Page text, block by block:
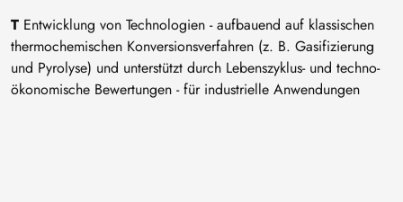
T Entwicklung von Technologien - aufbauend auf klassischen
thermochemischen Konversionsverfahren (z. B. Gasifizierung
und Pyrolyse) und unterstützt durch Lebenszyklus- und techno-
ökonomische Bewertungen - für industrielle Anwendungen